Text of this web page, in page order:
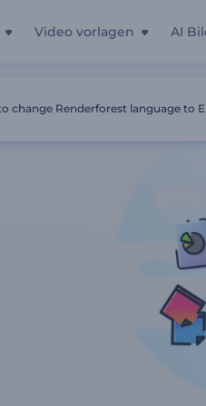
Video vorlagen AI
change Renderforest language to